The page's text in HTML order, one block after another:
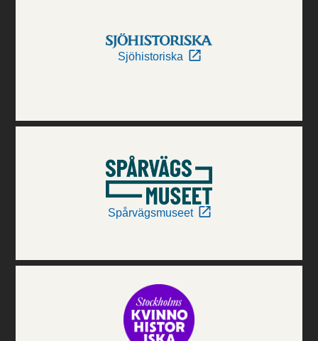
Sjöhistoriska
Spårvägsmuseet